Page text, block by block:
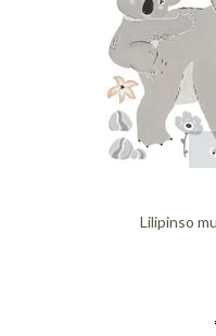
Lilipinso